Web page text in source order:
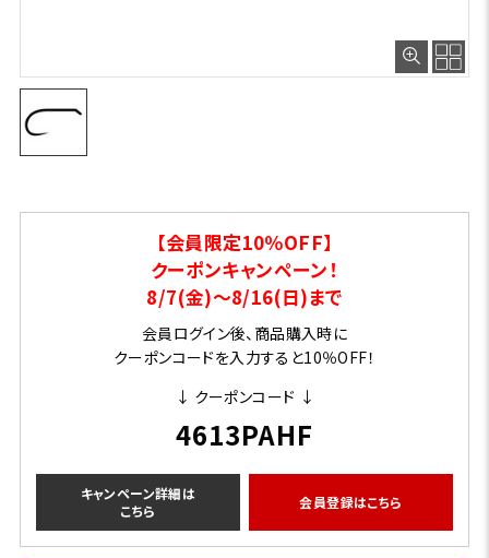
【会員限定10％OFF】
クーポンキャンペーン！
8/7(金)～8/16(日)まで
会員ログイン後、商品購入時に
クーポンコードを入力すると10％OFF！
↓ クーポンコード ↓
4613PAHF
キャンペーン詳細は
こちら
会員登録はこちら